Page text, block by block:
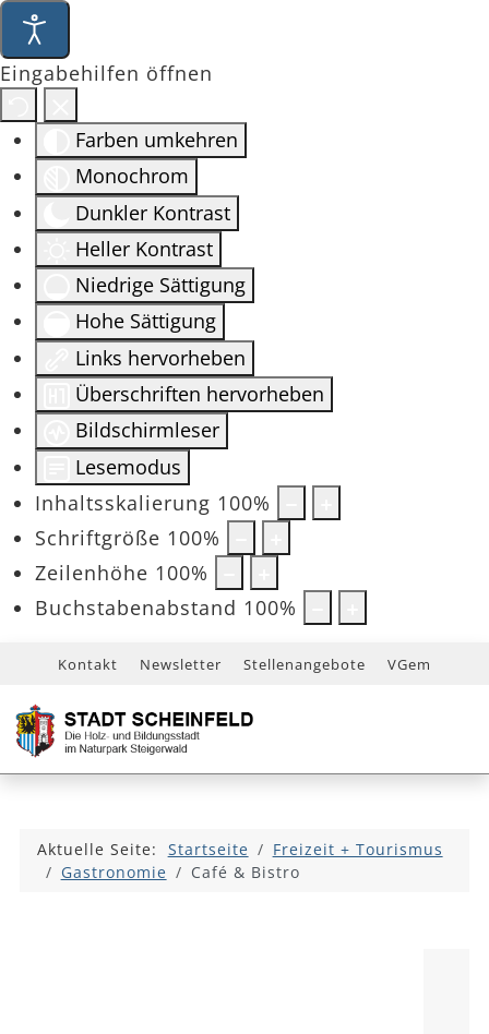
Eingabehilfen öffnen
Farben umkehren
Monochrom
Dunkler Kontrast
Heller Kontrast
Niedrige Sättigung
Hohe Sättigung
Links hervorheben
Überschriften hervorheben
Bildschirmleser
Lesemodus
Inhaltsskalierung 100%
Schriftgröße 100%
Zeilenhöhe 100%
Buchstabenabstand 100%
Kontakt Newsletter Stellenangebote VGem
Aktuelle Seite: Startseite
Freizeit + Tourismus
Gastronomie
Café & Bistro